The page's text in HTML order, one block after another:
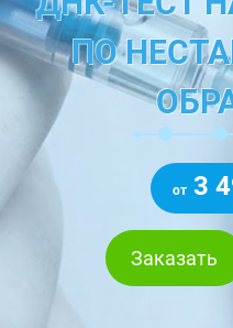
ПО
от 3
Заказать